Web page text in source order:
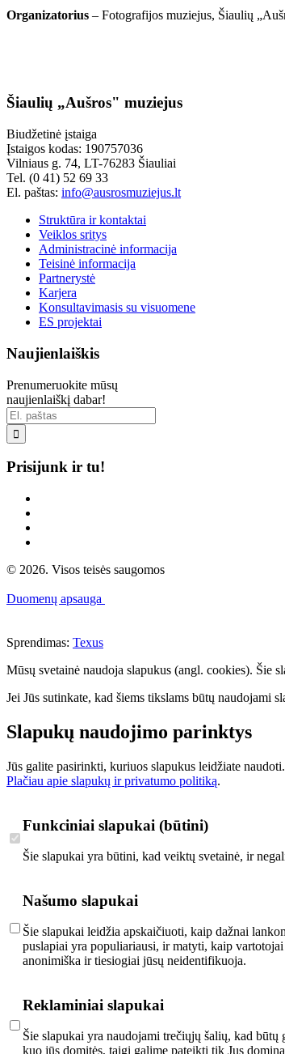
Organizatorius – Fotografijos muziejus, Šiaulių
Šiaulių „Aušros" muziejus
Biudžetinė įstaiga
Įstaigos kodas: 190757036
Vilniaus g. 74, LT-76283 Šiauliai
Tel. (0 41) 52 69 33
El. paštas: info@ausrosmuziejus.lt
Struktūra ir kontaktai
Veiklos sritys
Administracinė informacija
Teisinė informacija
Partnerystė
Karjera
Konsultavimasis su visuomene
ES projektai
Naujienlaiškis
Prenumeruokite mūsų
naujienlaiškį dabar!

Prisijunk ir tu!
© 2026. Visos teisės saugomos
Duomenų apsauga
Sprendimas: Texus
Mūsų svetainė naudoja slapukus (angl. cookies). Šie
Jei Jūs sutinkate, kad šiems tikslams būtų naudojami
Slapukų naudojimo parinktys
Jūs galite pasirinkti, kuriuos slapukus leidžiate naudoti.
Plačiau apie slapukų ir privatumo politiką.
Funkciniai slapukai (būtini)
Šie slapukai yra būtini, kad veiktų svetainė, ir
Našumo slapukai
Šie slapukai leidžia apskaičiuoti, kaip dažnai
puslapiai yra populiariausi, ir matyti, kaip
anonimiška ir tiesiogiai jūsų neidentifikuoja.
Reklaminiai slapukai
Šie slapukai yra naudojami trečiųjų šalių, kad
kuo jūs domitės, taigi galime pateikti tik Jus